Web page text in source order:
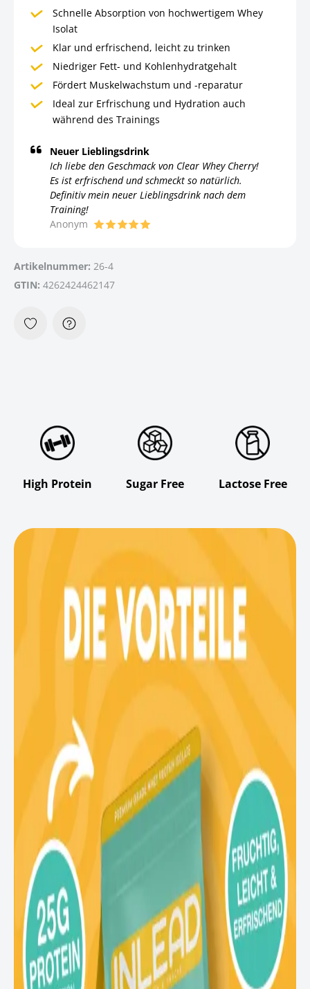
Schnelle Absorption von hochwertigem Whey
Isolat
Klar und erfrischend, leicht zu trinken
Niedriger Fett- und Kohlenhydratgehalt
Fördert Muskelwachstum und -reparatur
Ideal zur Erfrischung und Hydration auch
während des Trainings
Neuer Lieblingsdrink
Ich liebe den Geschmack von Clear Whey Cherry!
Es ist erfrischend und schmeckt so natürlich.
Definitiv mein neuer Lieblingsdrink nach dem
Training!
Anonym
Artikelnummer: 26-4
GTIN: 4262424462147
High Protein Sugar Free Lactose Free